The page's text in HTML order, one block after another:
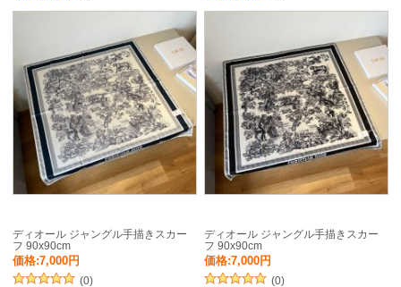
ディオール ジャングル手描きスカー
フ 90x90cm
価格:7,000円
(0)
ディオール ジャングル手描きスカー
フ 90x90cm
価格:7,000円
(0)